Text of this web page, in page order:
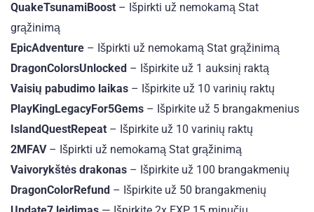
QuakeTsunamiBoost – Išpirkti už nemokamą Stat
grąžinimą
EpicAdventure – Išpirkti už nemokamą Stat grąžinimą
DragonColorsUnlocked – Išpirkite už 1 auksinį raktą
Vaisių pabudimo laikas – Išpirkite už 10 varinių raktų
PlayKingLegacyFor5Gems – Išpirkite už 5 brangakmenius
IslandQuestRepeat – Išpirkite už 10 varinių raktų
2MFAV– Išpirkti už nemokamą Stat grąžinimą
Vaivorykštės drakonas – Išpirkite už 100 brangakmenių
DragonColorRefund – Išpirkite už 50 brangakmenių